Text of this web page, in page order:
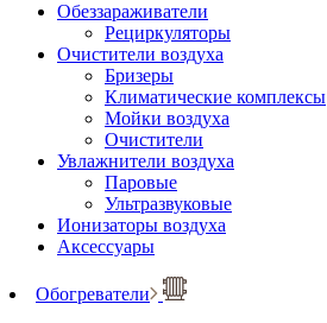
Обеззараживатели
Рециркуляторы
Очистители воздуха
Бризеры
Климатические комплексы
Мойки воздуха
Очистители
Увлажнители воздуха
Паровые
Ультразвуковые
Ионизаторы воздуха
Аксессуары
Обогреватели